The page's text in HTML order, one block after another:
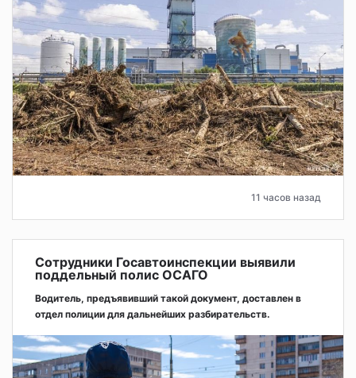
11 часов назад
Сотрудники Госавтоинспекции выявили
поддельный полис ОСАГО
Водитель, предъявивший такой документ, доставлен в
отдел полиции для дальнейших разбирательств.